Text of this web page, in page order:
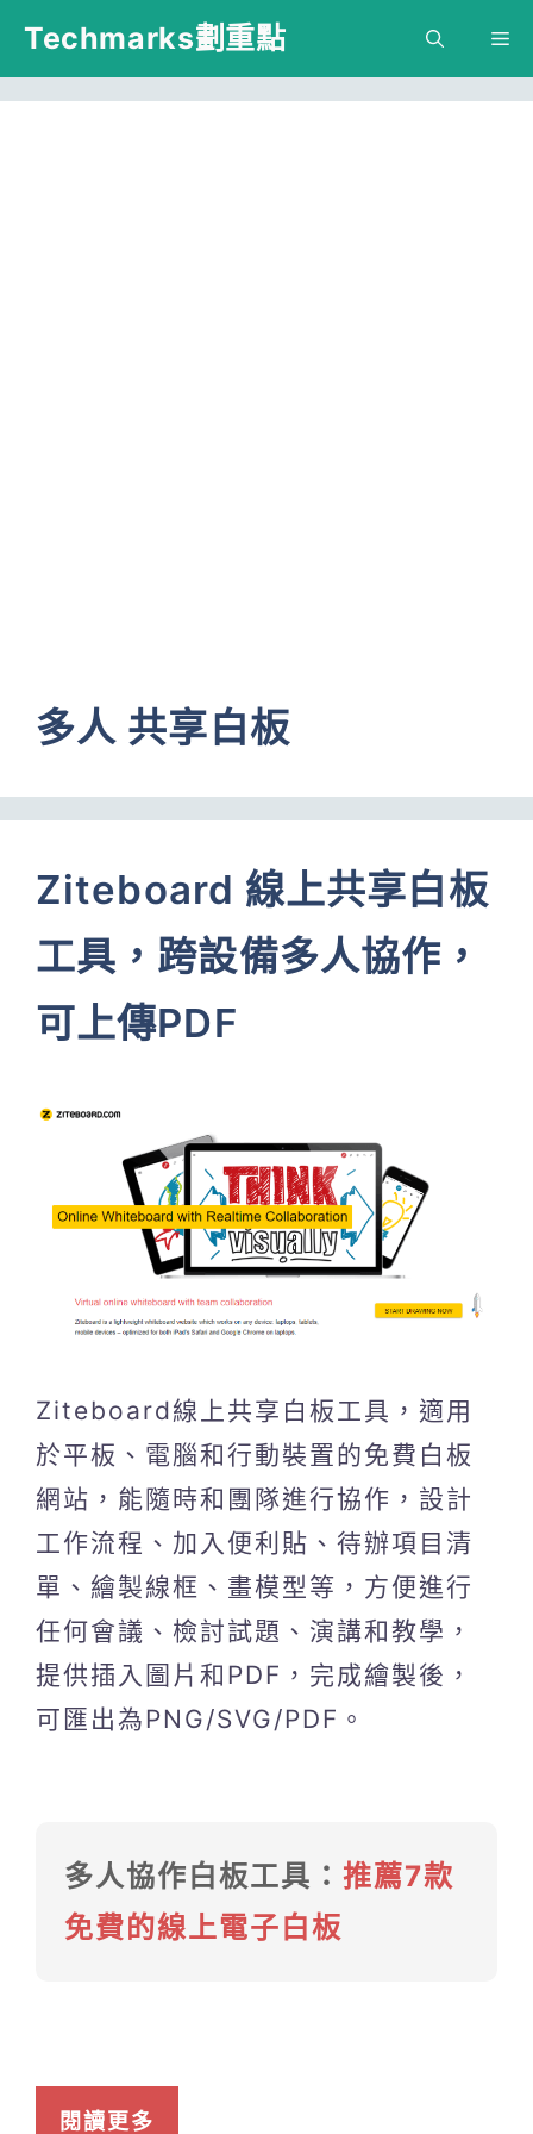
跳
主
Techmarks劃重點
多人 共享白板
Ziteboard 線上共享白板
工具，跨設備多人協作，
可上傳PDF
Ziteboard線上共享白板工具，適用
於平板、電腦和行動裝置的免費白板
網站，能隨時和團隊進行協作，設計
工作流程、加入便利貼、待辦項目清
單、繪製線框、畫模型等，方便進行
任何會議、檢討試題、演講和教學，
提供插入圖片和PDF，完成繪製後，
可匯出為PNG/SVG/PDF。
多人協作白板工具： 推薦7款
免費的線上電子白板
閱讀更多